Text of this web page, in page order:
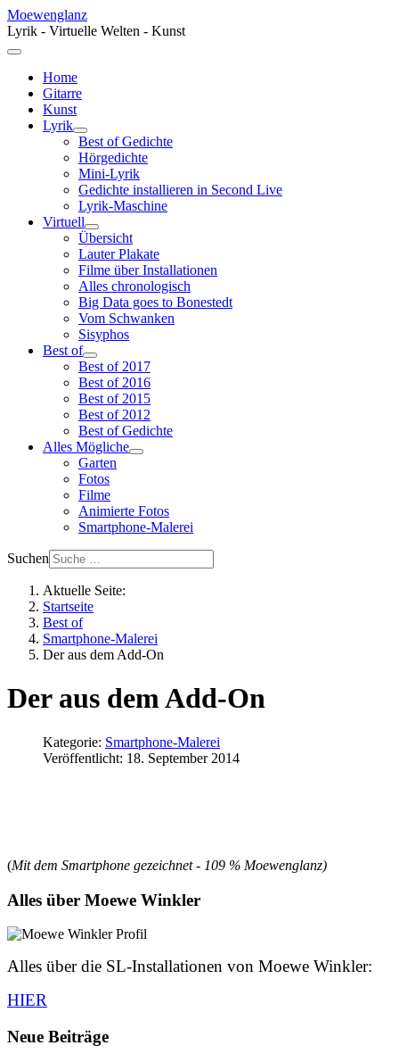
Moewenglanz
Lyrik - Virtuelle Welten - Kunst
Home
Gitarre
Kunst
Lyrik
Best of Gedichte
Hörgedichte
Mini-Lyrik
Gedichte installieren in Second Live
Lyrik-Maschine
Virtuell
Übersicht
Lauter Plakate
Filme über Installationen
Alles chronologisch
Big Data goes to Bonestedt
Vom Schwanken
Sisyphos
Best of
Best of 2017
Best of 2016
Best of 2015
Best of 2012
Best of Gedichte
Alles Mögliche
Garten
Fotos
Filme
Animierte Fotos
Smartphone-Malerei
Suchen
Aktuelle Seite:
Startseite
Best of
Smartphone-Malerei
Der aus dem Add-On
Der aus dem Add-On
Kategorie: Smartphone-Malerei
Veröffentlicht: 18. September 2014
(Mit dem Smartphone gezeichnet - 109 % Moewenglanz)
Alles über Moewe Winkler
Alles über die SL-Installationen von Moewe Winkler:
HIER
Neue Beiträge